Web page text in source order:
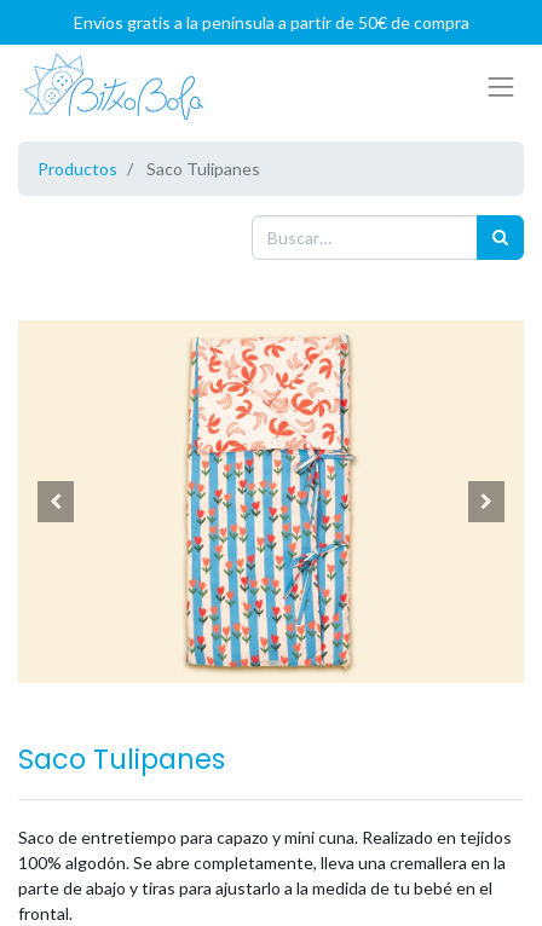
Envíos gratis a la península a partir de 50€ de compra
Productos Saco Tulipanes
Saco Tulipanes
Saco de entretiempo para capazo y mini cuna. Realizado en tejidos
100% algodón. Se abre completamente, lleva una cremallera en la
parte de abajo y tiras para ajustarlo a la medida de tu bebé en el
frontal.